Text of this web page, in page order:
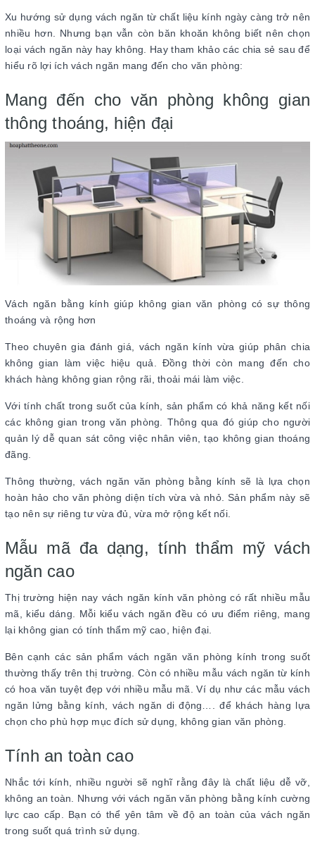
Xu hướng sử dụng vách ngăn từ chất liệu kính ngày càng trở nên
nhiều hơn. Nhưng bạn vẫn còn băn khoăn không biết nên chọn
loại vách ngăn này hay không. Hay tham khảo các chia sẻ sau để
hiểu rõ lợi ích vách ngăn mang đến cho văn phòng:
Mang đến cho văn phòng không gian
thông thoáng, hiện đại
Vách ngăn bằng kính giúp không gian văn phòng có sự thông
thoáng và rộng hơn
Theo chuyên gia đánh giá, vách ngăn kính vừa giúp phân chia
không gian làm việc hiệu quả. Đồng thời còn mang đến cho
khách hàng không gian rộng rãi, thoải mái làm việc.
Với tính chất trong suốt của kính, sản phẩm có khả năng kết nối
các không gian trong văn phòng. Thông qua đó giúp cho người
quản lý dễ quan sát công việc nhân viên, tạo không gian thoáng
đãng.
Thông thường, vách ngăn văn phòng bằng kính sẽ là lựa chọn
hoàn hảo cho văn phòng diện tích vừa và nhỏ. Sản phẩm này sẽ
tạo nên sự riêng tư vừa đủ, vừa mở rộng kết nối.
Mẫu mã đa dạng, tính thẩm mỹ vách
ngăn cao
Thị trường hiện nay vách ngăn kính văn phòng có rất nhiều mẫu
mã, kiểu dáng. Mỗi kiểu vách ngăn đều có ưu điểm riêng, mang
lại không gian có tính thẩm mỹ cao, hiện đại.
Bên cạnh các sản phẩm vách ngăn văn phòng kính trong suốt
thường thấy trên thị trường. Còn có nhiều mẫu vách ngăn từ kính
có hoa văn tuyệt đẹp với nhiều mẫu mã. Ví dụ như các mẫu vách
ngăn lửng bằng kính, vách ngăn di động…. để khách hàng lựa
chọn cho phù hợp mục đích sử dụng, không gian văn phòng.
Tính an toàn cao
Nhắc tới kính, nhiều người sẽ nghĩ rằng đây là chất liệu dễ vỡ,
không an toàn. Nhưng với vách ngăn văn phòng bằng kính cường
lực cao cấp. Bạn có thể yên tâm về độ an toàn của vách ngăn
trong suốt quá trình sử dụng.